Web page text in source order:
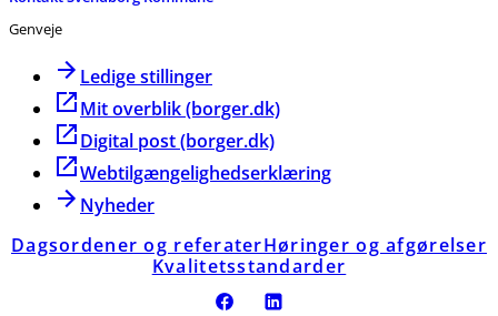
Genveje
Ledige stillinger
Mit overblik (borger.dk)
Digital post (borger.dk)
Webtilgængelighedserklæring
Nyheder
Dagsordener og referaterHøringer og afgørelser
Kvalitetsstandarder